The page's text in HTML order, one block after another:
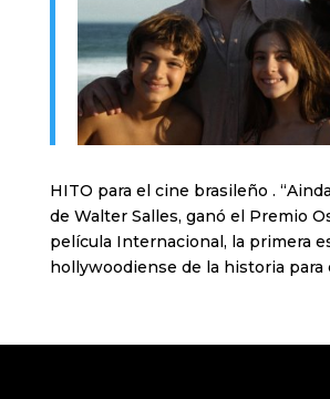
HITO para el cine brasileño .
de Walter Salles, ganó el Premio
película Internacional, la primera
hollywoodiense de la historia para